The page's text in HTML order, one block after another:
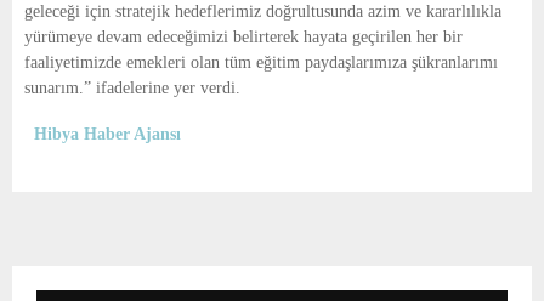
geleceği için stratejik hedeflerimiz doğrultusunda azim ve kararlılıkla
yürümeye devam edeceğimizi belirterek hayata geçirilen her bir
faaliyetimizde emekleri olan tüm eğitim paydaşlarımıza şükranlarımı
sunarım.” ifadelerine yer verdi.
Hibya Haber Ajansı